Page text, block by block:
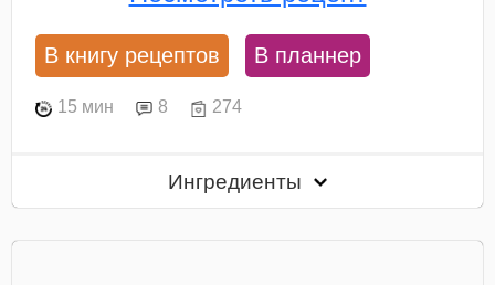
В книгу рецептов В планнер
15 мин 8 274
Ингредиенты